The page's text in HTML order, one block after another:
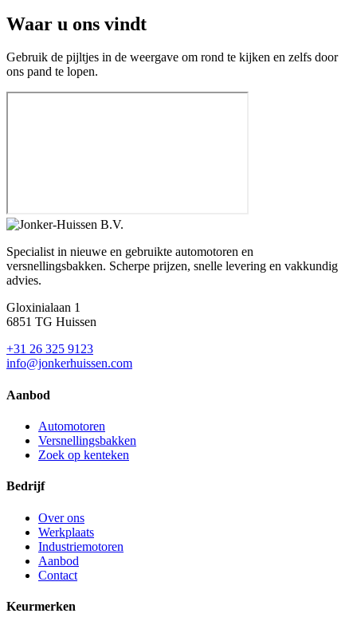
Waar u ons vindt
Gebruik de pijltjes in de weergave om rond te kijken en zelfs door
ons pand te lopen.
Specialist in nieuwe en gebruikte automotoren en
versnellingsbakken. Scherpe prijzen, snelle levering en vakkundig
advies.
Gloxinialaan 1
6851 TG Huissen
+31 26 325 9123
info@jonkerhuissen.com
Aanbod
Automotoren
Versnellingsbakken
Zoek op kenteken
Bedrijf
Over ons
Werkplaats
Industriemotoren
Aanbod
Contact
Keurmerken